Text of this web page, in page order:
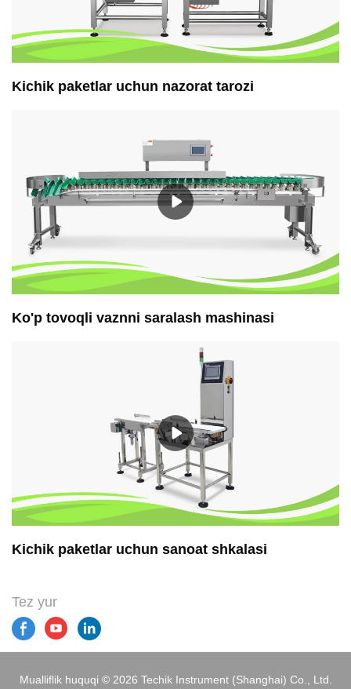
Kichik paketlar uchun nazorat tarozi
Ko'p tovoqli vaznni saralash mashinasi
Kichik paketlar uchun sanoat shkalasi
Tez yur
Mualliflik huquqi © 2026 Techik Instrument (Shanghai) Co., Ltd.